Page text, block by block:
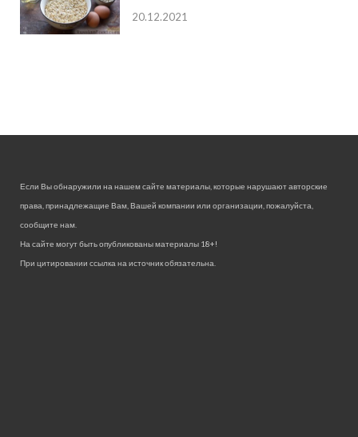
20.12.2021
Если Вы обнаружили на нашем сайте материалы, которые нарушают авторские
права, принадлежащие Вам, Вашей компании или организации, пожалуйста,
сообщите нам.
На сайте могут быть опубликованы материалы 18+!
При цитировании ссылка на источник обязательна.